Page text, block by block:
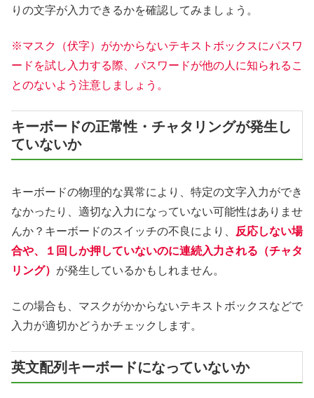
りの文字が入力できるかを確認してみましょう。
※マスク（伏字）がかからないテキストボックスにパスワ
ードを試し入力する際、パスワードが他の人に知られるこ
とのないよう注意しましょう。
キーボードの正常性・チャタリングが発生し
ていないか
キーボードの物理的な異常により、特定の文字入力ができ
なかったり、適切な入力になっていない可能性はありませ
んか？キーボードのスイッチの不良により、
反応しない場
合や、１回しか押していないのに連続入力される（チャタ
リング） が発生しているかもしれません。
この場合も、マスクがかからないテキストボックスなどで
入力が適切かどうかチェックします。
英文配列キーボードになっていないか